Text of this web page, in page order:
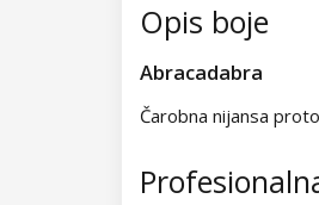
Kolekcija Wild West
Opis boje
Abracadabra
Čarobna nijansa